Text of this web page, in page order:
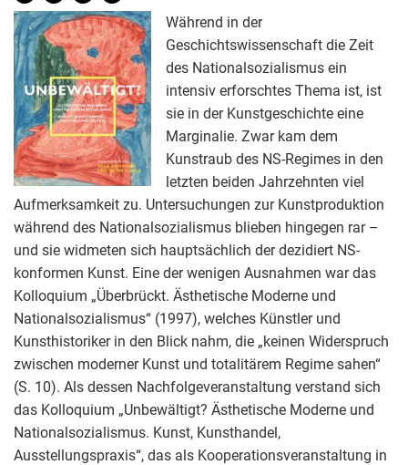
Während in der
Geschichtswissenschaft die Zeit
des Nationalsozialismus ein
intensiv erforschtes Thema ist, ist
sie in der Kunstgeschichte eine
Marginalie. Zwar kam dem
Kunstraub des NS-Regimes in den
letzten beiden Jahrzehnten viel
Aufmerksamkeit zu. Untersuchungen zur Kunstproduktion
während des Nationalsozialismus blieben hingegen rar –
und sie widmeten sich hauptsächlich der dezidiert NS-
konformen Kunst. Eine der wenigen Ausnahmen war das
Kolloquium „Überbrückt. Ästhetische Moderne und
Nationalsozialismus“ (1997), welches Künstler und
Kunsthistoriker in den Blick nahm, die „keinen Widerspruch
zwischen moderner Kunst und totalitärem Regime sahen“
(S. 10). Als dessen Nachfolgeveranstaltung verstand sich
das Kolloquium „Unbewältigt? Ästhetische Moderne und
Nationalsozialismus. Kunst, Kunsthandel,
Ausstellungspraxis“, das als Kooperationsveranstaltung in